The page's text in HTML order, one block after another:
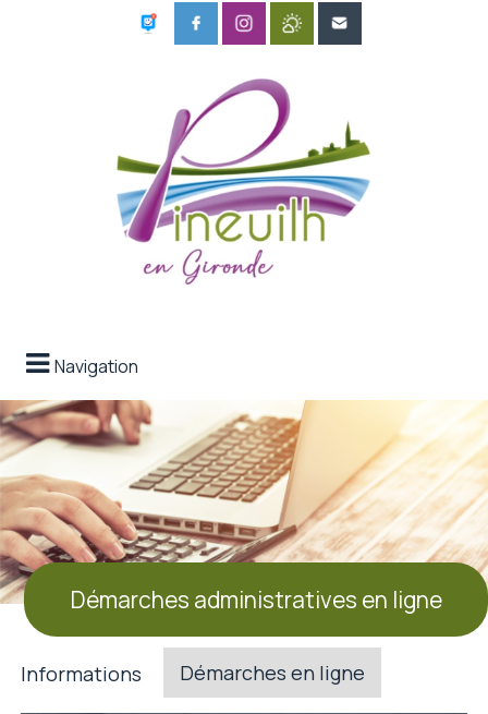
Navigation
Démarches administratives en ligne
Informations Démarches en ligne